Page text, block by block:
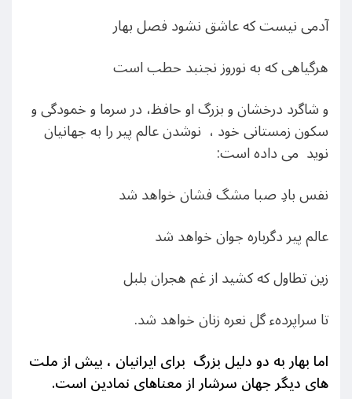
آدمی نیست که عاشق نشود فصل بهار
هرگیاهی که به نوروز نجنبد حطب است
و شاگرد درخشان و بزرگ او حافظ، در سرما و خمودگی و
سکون زمستانی خود ، نوشدن عالم پیر را به جهانیان
نوید می داده است:
نفس بادِ صبا مشگ فشان خواهد شد
عالم پیر دگرباره جوان خواهد شد
زین تطاول که کشید از غم هجران بلبل
تا سراپردهء گل نعره زنان خواهد شد.
اما بهار به دو دلیل بزرگ برای ایرانیان ، بیش از ملت
های دیگر جهان سرشار از معناهای نمادین است.